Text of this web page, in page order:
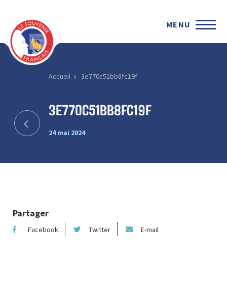
MENU
Accueil 3e770c51bb8fc19f
3e770c51bb8fc19f
24 mai 2024
Partager
Facebook Twitter E-mail